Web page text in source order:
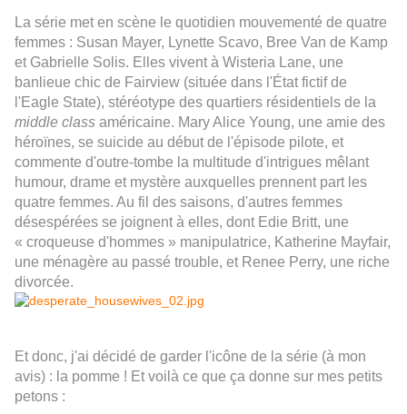
La série met en scène le quotidien mouvementé de quatre
femmes : Susan Mayer, Lynette Scavo, Bree Van de Kamp
et Gabrielle Solis. Elles vivent à Wisteria Lane, une
banlieue chic de Fairview (située dans l'État fictif de
l'Eagle State), stéréotype des quartiers résidentiels de la
middle class américaine. Mary Alice Young, une amie des
héroïnes, se suicide au début de l'épisode pilote, et
commente d'outre-tombe la multitude d'intrigues mêlant
humour, drame et mystère auxquelles prennent part les
quatre femmes. Au fil des saisons, d'autres femmes
désespérées se joignent à elles, dont Edie Britt, une
« croqueuse d'hommes » manipulatrice, Katherine Mayfair,
une ménagère au passé trouble, et Renee Perry, une riche
divorcée.
Et donc, j'ai décidé de garder l'icône de la série (à mon
avis) : la pomme ! Et voilà ce que ça donne sur mes petits
petons :